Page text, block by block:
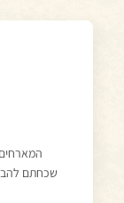
שכחתם